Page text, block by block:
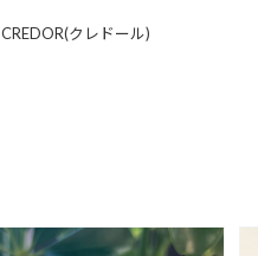
CREDOR(クレドール)